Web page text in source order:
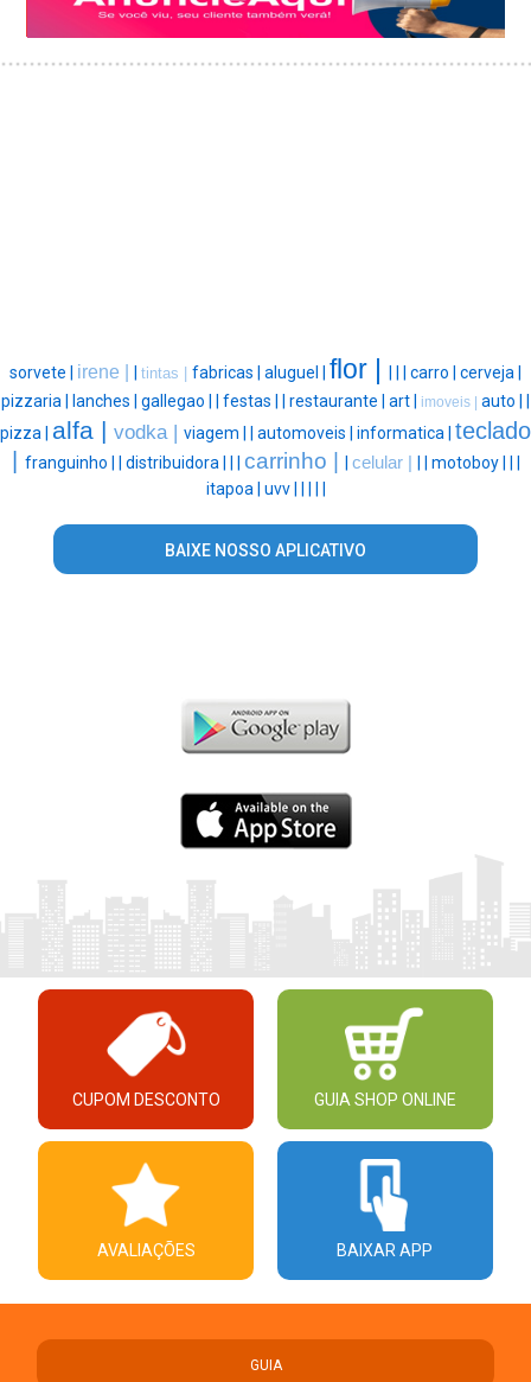
sorvete | irene | tintas | fabricas | aluguel | flor | carro | cerveja |
pizzaria |
lanches | gallegao | festas | restaurante | art | imoveis | auto |
pizza | alfa | vodka | viagem | automoveis | informatica | teclado
franguinho | distribuidora | carrinho | celular | motoboy |
itapoa | uvv |
BAIXE NOSSO APLICATIVO
CUPOM DESCONTO GUIA SHOP ONLINE
AVALIAÇÕES BAIXAR APP
GUIA